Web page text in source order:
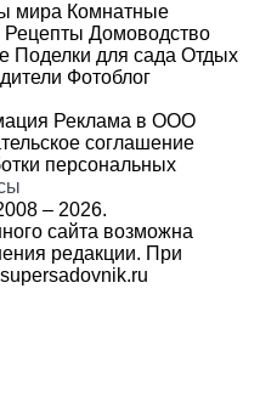
мира Комнатные
Рецепты Домоводство
Поделки для сада Отдых
Фотоблог
Реклама в ООО
соглашение
персональных
– 2026.
сайта возможна
редакции. При